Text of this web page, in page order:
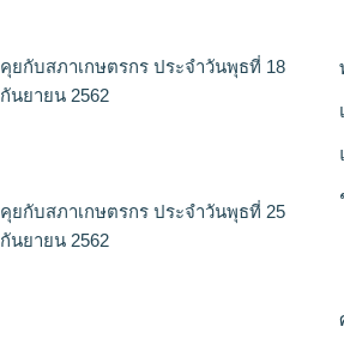
คุยกับสภาเกษตรกร ประจำวันพุธที่ 18
กันยายน 2562
คุยกับสภาเกษตรกร ประจำวันพุธที่ 25
กันยายน 2562